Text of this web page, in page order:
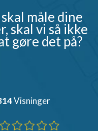
måle dine
skal vi så ikke
gøre det på?
Visninger